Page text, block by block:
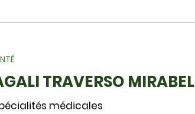
TRAVERSO MIRABEL
médicales